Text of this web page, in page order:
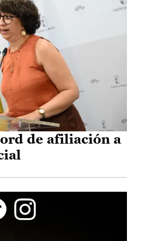
de afiliación a